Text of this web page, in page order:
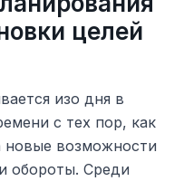
целей
изо дня в
с тех пор, как
новые возможности
обороты. Среди